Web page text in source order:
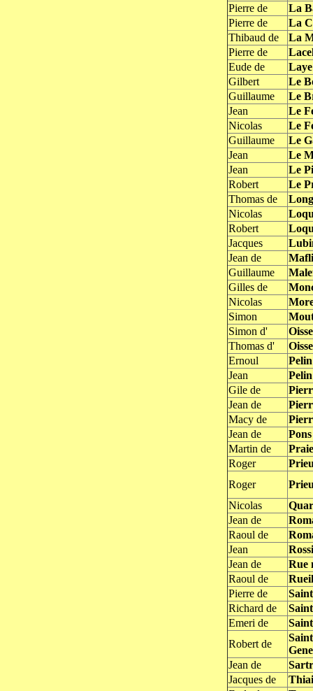
Pierre de
La
Pierre de
La
Thibaud de
La
Pierre de
Eude de
Laye
Gilbert
Le
Guillaume
Le
Jean
Le
Nicolas
Le
Guillaume
Le
Jean
Le
Jean
Le
Robert
Le
Thomas de
Nicolas
Robert
Jacques
Jean de
Guillaume
Gilles de
Nicolas
Simon
Simon d'
Thomas d'
Ernoul
Pelin
Jean
Pelin
Gile de
Jean de
Macy de
Jean de
Martin de
Roger
Roger
Nicolas
Jean de
Raoul de
Jean
Jean de
Rue
Raoul de
Pierre de
Richard de
Emeri de
Robert de
Jean de
Jacques de